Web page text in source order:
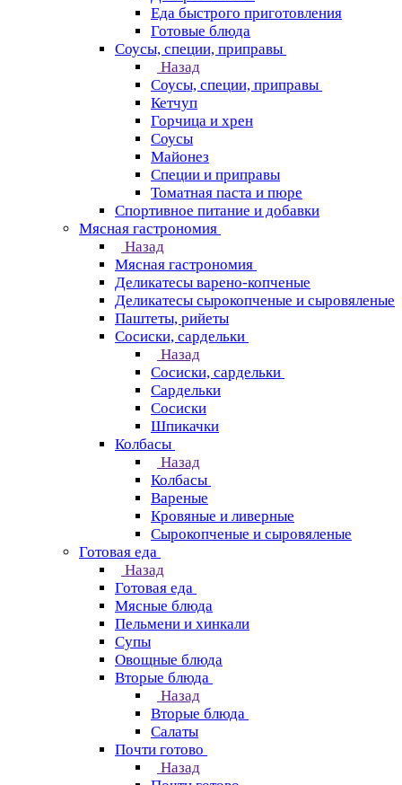
Еда быстрого приготовления
Готовые блюда
Соусы, специи, приправы
Назад
Соусы, специи, приправы
Кетчуп
Горчица и хрен
Соусы
Майонез
Специи и приправы
Томатная паста и пюре
Спортивное питание и добавки
Мясная гастрономия
Назад
Мясная гастрономия
Деликатесы варено-копченые
Деликатесы сырокопченые и сыровяленые
Паштеты, рийеты
Сосиски, сардельки
Назад
Сосиски, сардельки
Сардельки
Сосиски
Шпикачки
Колбасы
Назад
Колбасы
Вареные
Кровяные и ливерные
Сырокопченые и сыровяленые
Готовая еда
Назад
Готовая еда
Мясные блюда
Пельмени и хинкали
Супы
Овощные блюда
Вторые блюда
Назад
Вторые блюда
Салаты
Почти готово
Назад